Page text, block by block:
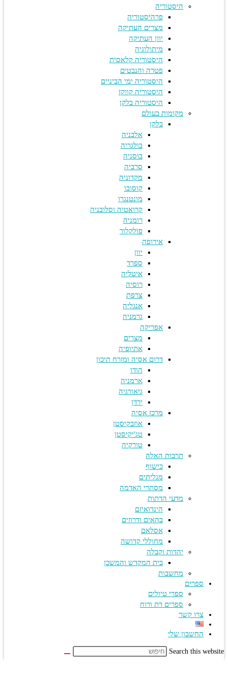
היסטוריה
פרהיסטוריה
מצרים העתיקה
יוון העתיקה
מיתולוגיה
היסטוריה קלאסית
פטרה והנבטים
היסטוריה ימי הביניים
היסטוריה קווקז
היסטוריה בלקן
מקומות בעולם
בלקן
אלבניה
בולגריה
בוסניה
סרביה
מקדוניה
קוסובו
מונטנגרו
קרואטיה וסלובניה
רומניה
פולקלור
אירופה
ספרד
איטליה
רוסיה
צרפת
אנגליה
גרמניה
אפריקה
מצרים
אתיופיה
דרום אסיה ומזרח תיכון
הודו
ארמניה
גיאורגיה
ירדן
מרכז אסיה
אוזבקיסטן
טג'יקיסטן
טורקיה
תרבות האלה
כישוף
מגליתים
מסתרי האדמה
מדעי הדתות
הינדואיזם
בהאים ודרוזים
אסלאם
מחוללי קדושה
יהדות וקבלה
בית המקדש והמשכן
מחשבות
ספרים
ספרי טיולים
ספרים דת ורוח
צרו קשר
החשבון שלי
Search this